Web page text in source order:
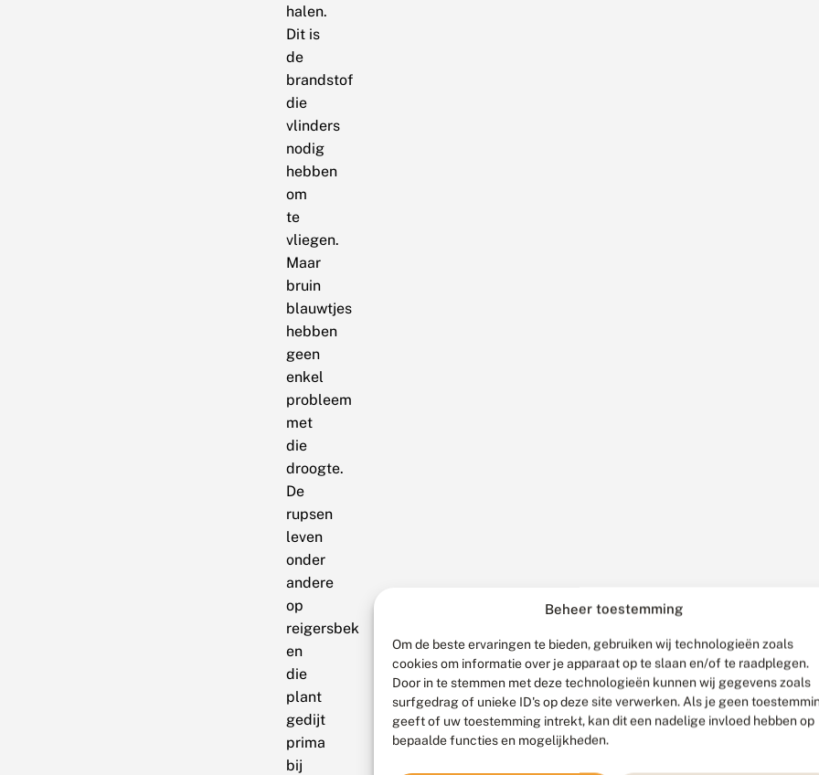
Beheer toestemming
Om de beste ervaringen te bieden, gebruiken wij technologieën zoals
cookies om informatie over je apparaat op te slaan en/of te raadplegen.
Door in te stemmen met deze technologieën kunnen wij gegevens zoals
surfgedrag of unieke ID's op deze site verwerken. Als je geen
geeft of uw toestemming intrekt, kan dit een nadelige invloed hebben op
bepaalde functies en mogelijkheden.
halen.
Dit is
de
brandstof
die
vlinders
nodig
hebben
om
te
vliegen.
Maar
bruin
blauwtjes
hebben
geen
enkel
probleem
met
die
droogte.
De
rupsen
leven
onder
andere
op
reigersbek
en
die
plant
gedijt
prima
bij